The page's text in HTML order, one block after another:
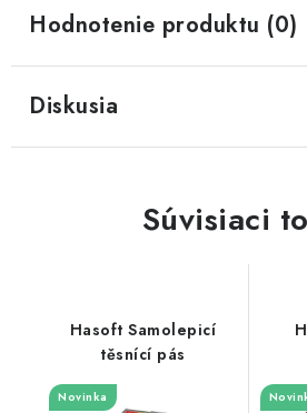
Hodnotenie produktu (0)
Diskusia
Súvisiaci
Hasoft Samolepicí
těsnící pás
Novinka